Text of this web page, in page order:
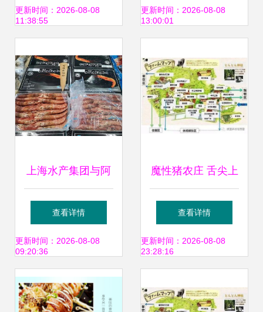
技术学校周边美食
更新时间：2026-08-08
11:38:55
哈尔食客的真实评
更新时间：2026-08-08
13:00:01
上海水产集团与阿
根廷美食的进博之
宴 一场跨洋的美食
查看详情
更新时间：2026-08-08
09:20:36
魔性猪农庄 舌尖上
的童话乐园
查看详情
更新时间：2026-08-08
23:28:16